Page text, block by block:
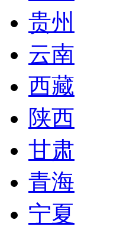
贵州
云南
西藏
陕西
甘肃
青海
宁夏